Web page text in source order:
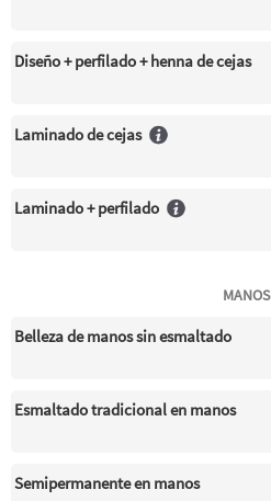
Diseño + perfilado + henna de cejas
Laminado de cejas
Laminado + perfilado
MANOS
Belleza de manos sin esmaltado
Esmaltado tradicional en manos
Semipermanente en manos